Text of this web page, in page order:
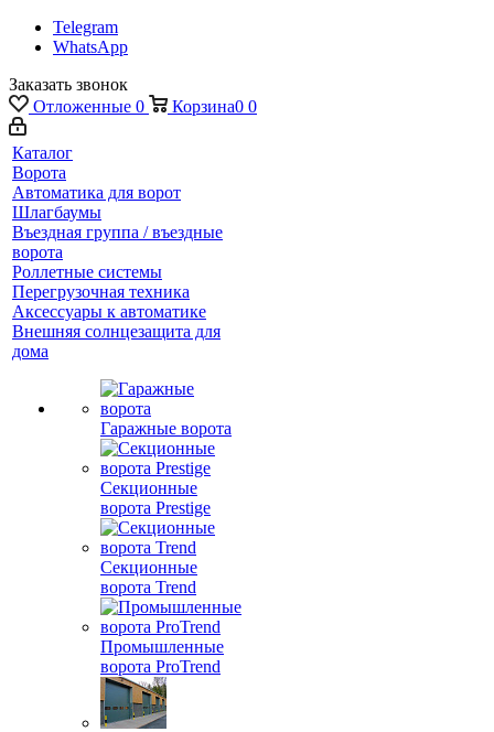
Telegram
WhatsApp
Заказать звонок
Отложенные 0 Корзина0 0
Каталог
Ворота
Автоматика для ворот
Шлагбаумы
Въездная группа / въездные
ворота
Роллетные системы
Перегрузочная техника
Аксессуары к автоматике
Внешняя солнцезащита для
дома
Гаражные ворота
Секционные
ворота Prestige
Секционные
ворота Trend
Промышленные
ворота ProTrend